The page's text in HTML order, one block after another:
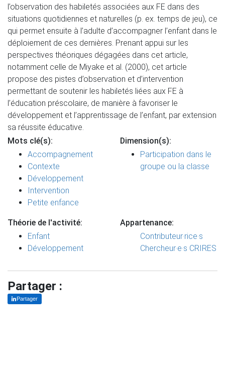
l’observation des habiletés associées aux FE dans des
situations quotidiennes et naturelles (p. ex. temps de jeu), ce
qui permet ensuite à l’adulte d’accompagner l’enfant dans le
déploiement de ces dernières. Prenant appui sur les
perspectives théoriques dégagées dans cet article,
notamment celle de Miyake et al. (2000), cet article
propose des pistes d’observation et d’intervention
permettant de soutenir les habiletés liées aux FE à
l’éducation préscolaire, de manière à favoriser le
développement et l’apprentissage de l’enfant, par extension
sa réussite éducative.
Mots clé(s):
Accompagnement
Contexte
Développement
Intervention
Petite enfance
Dimension(s):
Participation dans le
groupe ou la classe
Théorie de l'activité:
Enfant
Développement
Appartenance:
Contributeur·rice·s
Chercheur·e·s CRIRES
Partager :
Partager